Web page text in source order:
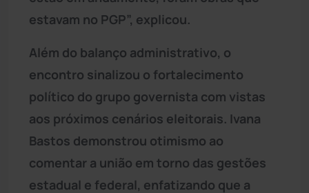
estavam no PGP”, explicou.
Além do balanço administrativo, o
encontro sinalizou o fortalecimento
político do grupo governista com vistas
aos próximos cenários eleitorais. Ivana
Bastos demonstrou otimismo ao
comentar a união em torno das gestões
estadual e federal, enfatizando que a